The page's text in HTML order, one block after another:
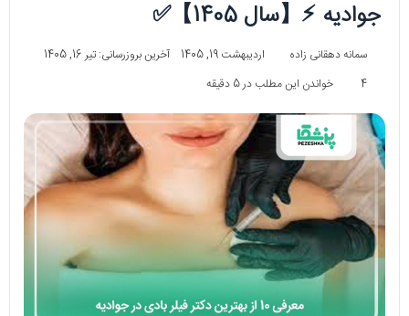
جوادیه ⚡【سال 1405】✅
سمانه دهقانی زاده اردیبهشت 19, 1405
آخرین بروزرسانی: تیر 16, 1405
4
خواندن این مطلب در 5 دقیقه